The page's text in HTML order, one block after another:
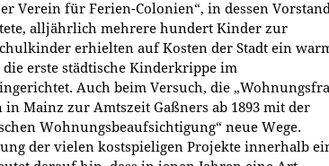
Verein für Ferien-Colonien“, in dessen
alljährlich mehrere hundert Kinder zur
erhielten auf Kosten der Stadt ein
erste städtische Kinderkrippe im
Auch beim Versuch, die
Mainz zur Amtszeit Gaßners ab 1893 mit der
Wohnungsbeaufsichtigung“ neue Wege.
der vielen kostspieligen Projekte innerhalb